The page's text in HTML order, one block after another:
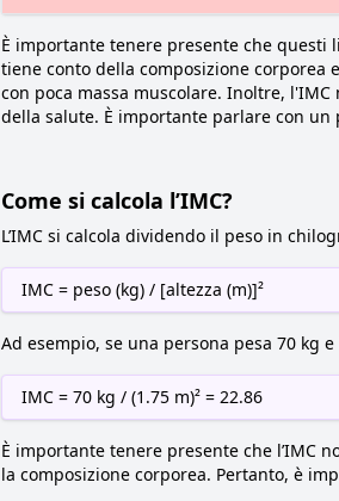
È importante tenere presente che questi
tiene conto della composizione corporea
con poca massa muscolare. Inoltre,
della salute. È importante parlare con
Come si calcola l’IMC?
L’IMC si calcola dividendo il peso in
IMC = peso (kg) / [altezza (m)]²
Ad esempio, se una persona pesa 70 kg
IMC = 70 kg / (1.75 m)² = 22.86
È importante tenere presente che l’IMC
la composizione corporea. Pertanto, è